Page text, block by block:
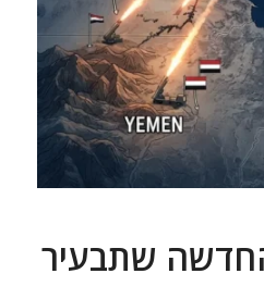
שתבעיר